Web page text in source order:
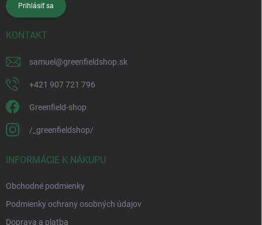
Prihlásiť sa
KONTAKT
samuel @greenfieldshop.sk
+421 907 721 796
Greenfield-shop
/_greenfieldshop/
INFORMÁCIE K NÁKUPU
Obchodné podmienky
Podmienky ochrany osobných údajov
Doprava a platba